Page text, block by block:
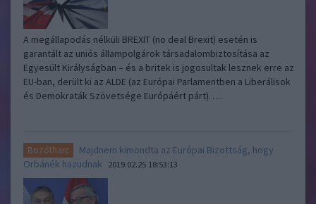
A megállapodás nélküli BREXIT (no deal Brexit) esetén is
garantált az uniós állampolgárok társadalombiztosítása az
Egyesült Királyságban – és a britek is jogosultak lesznek erre az
EU-ban, derült ki az ALDE (az Európai Parlamentben a Liberálisok
és Demokraták Szövetsége Európáért párt)…..
Bozótharc
Majdnem kimondta az Európai Bizottság, hogy
Orbánék hazudnak
2019.02.25 18:53:13